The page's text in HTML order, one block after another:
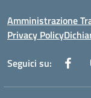
Amministrazione
Privacy Policy
Seguici su: